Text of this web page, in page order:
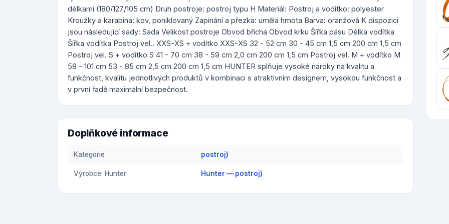
délkami (180/127/105 cm) Druh postroje: postroj typu H Materiál: Postroj a vodítko: polyester
Kroužky a karabina: kov, poniklovaný Zapínání a přezka: umělá hmota Barva: oranžová K dispozici
jsou následující sady: Sada Velikost postroje Obvod břicha Obvod krku Šířka pásu Délka vodítka
Šířka vodítka Postroj vel.. XXS-XS + vodítko XXS-XS 32 - 52 cm 30 - 45 cm 1,5 cm 200 cm 1,5 cm
Postroj vel. S + vodítko S 41 - 70 cm 38 - 59 cm 2,0 cm 200 cm 1,5 cm Postroj vel. M + vodítko M
58 - 101 cm 53 - 85 cm 2,5 cm 200 cm 1,5 cm HUNTER splňuje vysoké nároky na kvalitu a
funkčnost, kvalitu jednotlivých produktů v kombinaci s atraktivním designem, vysokou funkčnost a
v první řadě maximální bezpečnost.
Doplňkové informace
Kategorie postroj)
Výrobce: Hunter Hunter — postroj)